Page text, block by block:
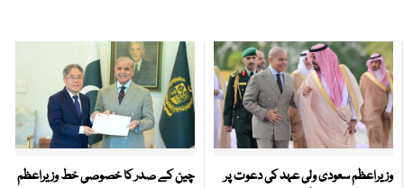
وزیراعظم سعودی ولی عہد کی دعوت پر
چین کے صدر کا خصوصی خط وزیراعظم